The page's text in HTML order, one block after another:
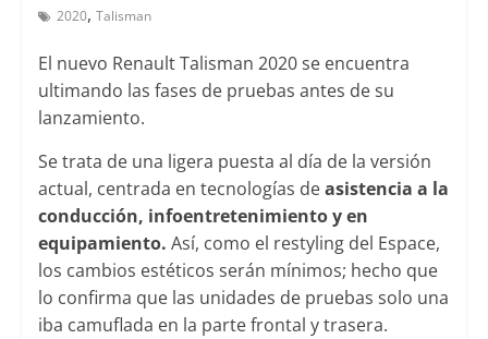
2020, Talisman
El nuevo Renault Talisman 2020 se encuentra
ultimando las fases de pruebas antes de su
lanzamiento.
Se trata de una ligera puesta al día de la versión
actual, centrada en tecnologías deasistencia a la
conducción, infoentretenimiento y en
equipamiento. Así, como el restyling del Espace,
los cambios estéticos serán mínimos; hecho que
lo confirma que las unidades de pruebas solo una
iba camuflada en la parte frontal y trasera.